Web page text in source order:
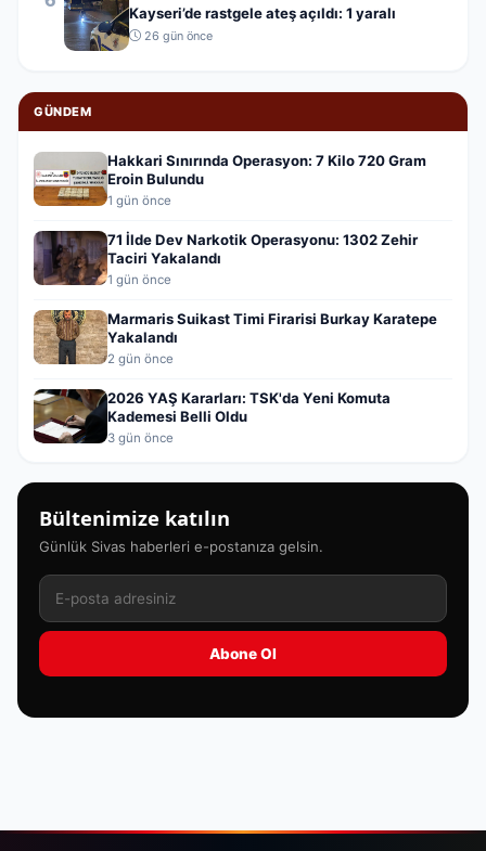
Kayseri’de rastgele ateş açıldı: 1 yaralı
26 gün önce
GÜNDEM
Hakkari Sınırında Operasyon: 7 Kilo 720 Gram
Eroin Bulundu
1 gün önce
71 İlde Dev Narkotik Operasyonu: 1302 Zehir
Taciri Yakalandı
1 gün önce
Marmaris Suikast Timi Firarisi Burkay Karatepe
Yakalandı
2 gün önce
2026 YAŞ Kararları: TSK'da Yeni Komuta
Kademesi Belli Oldu
3 gün önce
Bültenimize katılın
Günlük Sivas haberleri e-postanıza gelsin.
Abone Ol